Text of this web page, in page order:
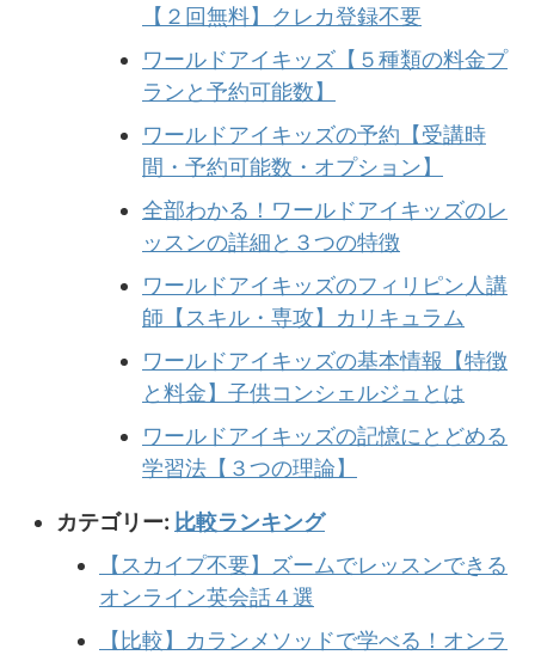
【２回無料】クレカ登録不要
ワールドアイキッズ【５種類の料金プ
ランと予約可能数】
ワールドアイキッズの予約【受講時
間・予約可能数・オプション】
全部わかる！ワールドアイキッズのレ
ッスンの詳細と３つの特徴
ワールドアイキッズのフィリピン人講
師【スキル・専攻】カリキュラム
ワールドアイキッズの基本情報【特徴
と料金】子供コンシェルジュとは
ワールドアイキッズの記憶にとどめる
学習法【３つの理論】
カテゴリー: 比較ランキング
【スカイプ不要】ズームでレッスンできる
オンライン英会話４選
【比較】カランメソッドで学べる！オンラ